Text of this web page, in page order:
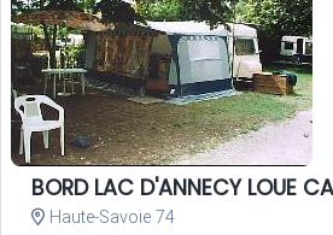
BORD LAC D'ANNECY LOUE
Haute-Savoie 74